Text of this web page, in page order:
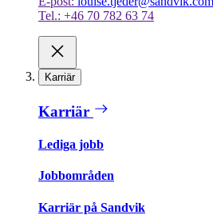
Tel.: +46 70 782 63 74
Karriär
Karriär
Lediga jobb
Jobbområden
Karriär på Sandvik